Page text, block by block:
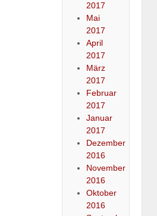
2017
Mai
2017
April
2017
März
2017
Februar
2017
Januar
2017
Dezember
2016
November
2016
Oktober
2016